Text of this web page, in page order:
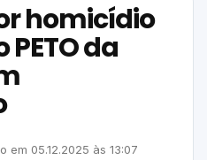
homicídio
da
em 05.12.2025 às 13:07